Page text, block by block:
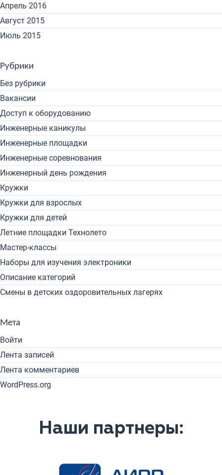
Апрель 2016
Август 2015
Июль 2015
Рубрики
Без рубрики
Вакансии
Доступ к оборудованию
Инженерные каникулы
Инженерные площадки
Инженерные соревнования
Инженерный день рождения
Кружки
Кружки для взрослых
Кружки для детей
Летние площадки Технолето
Мастер-классы
Наборы для изучения электроники
Описание категорий
Смены в детских оздоровительных лагерях
Мета
Войти
Лента записей
Лента комментариев
WordPress.org
Наши партнеры: